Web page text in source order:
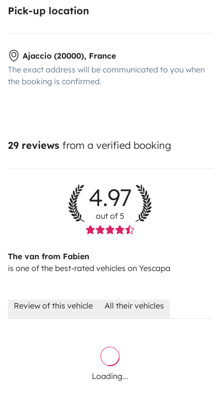
Pick-up location
Ajaccio (20000), France
The exact address will be communicated to you when
the booking is confirmed.
29 reviews from a verified booking
4.97
out of 5
The van from Fabien
is one of the best-rated vehicles on Yescapa
Review of this vehicle All their vehicles
Loading...